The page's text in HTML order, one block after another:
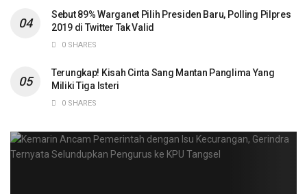
Sebut 89% Warganet Pilih Presiden Baru, Polling Pilpres
2019 di Twitter Tak Valid
0 SHARES
Terungkap! Kisah Cinta Sang Mantan Panglima Yang
Miliki Tiga Isteri
0 SHARES